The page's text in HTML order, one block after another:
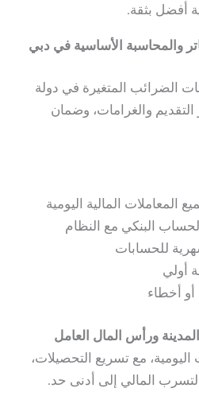
أفضل بثقة.
والمحاسبة الأساسية في دبي
الضرائب المتغيرة في دولة
التقديم والغرامات، وضمان
المالية اليومية
البنكي مع النظام
للحسابات
أولي
أخطاء
مع تسريع التحصيلات،
المالي إلى أدنى حد.